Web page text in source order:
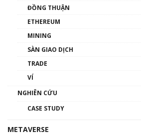
Phổ cập Blockchain
thống & Crypto qua các
ĐỒNG THUẬN
ETHEREUM
MINING
SÀN GIAO DỊCH
TRADE
VÍ
NGHIÊN CỨU
CASE STUDY
METAVERSE